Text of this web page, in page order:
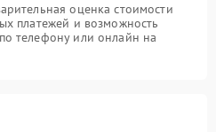
оценка стоимости
платежей и возможность
телефону или онлайн на